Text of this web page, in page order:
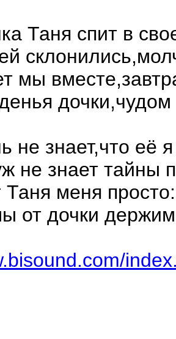
Таня спит в
мы
дочки,чудом
не знает,что её
не знает тайны
меня
от дочки